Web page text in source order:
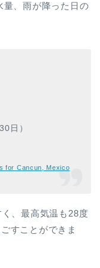
量、雨が降った日の
日）
for Cancun, Mexico
、最高気温も28度
すことができま